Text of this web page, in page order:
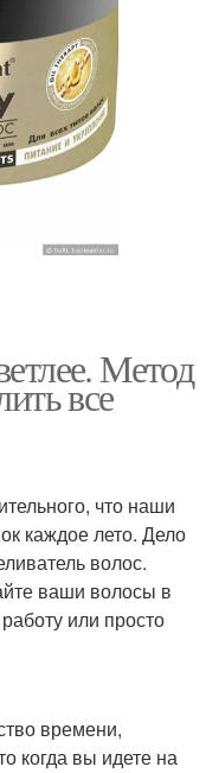
Метод
все
что наши
каждое лето. Дело
волос.
ваши волосы в
или просто
времени,
когда вы идете на